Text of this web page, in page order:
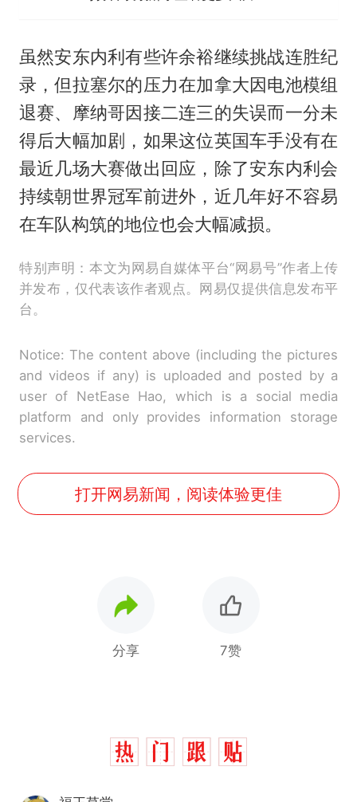
虽然安东内利有些许余裕继续挑战连胜纪
录，但拉塞尔的压力在加拿大因电池模组
退赛、摩纳哥因接二连三的失误而一分未
得后大幅加剧，如果这位英国车手没有在
最近几场大赛做出回应，除了安东内利会
持续朝世界冠军前进外，近几年好不容易
在车队构筑的地位也会大幅减损。
特别声明：本文为网易自媒体平台“网易号”作者上传
并发布，仅代表该作者观点。网易仅提供信息发布平
台。
Notice: The content above (including the pictures
and videos if any) is uploaded and posted by a
user of NetEase Hao, which is a social media
platform and only provides information storage
services.
打开网易新闻，阅读体验更佳
分享 7赞